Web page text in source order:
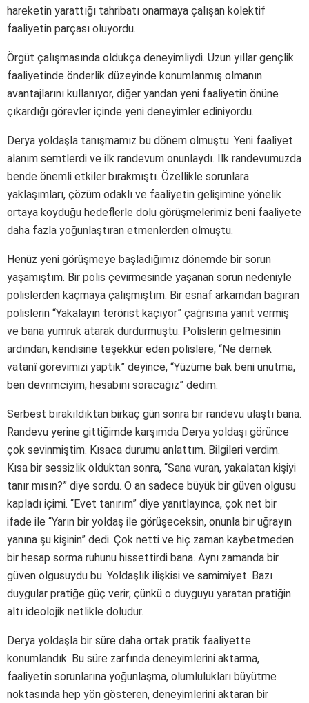
hareketin yarattığı tahribatı onarmaya çalışan kolektif
faaliyetin parçası oluyordu.
Örgüt çalışmasında oldukça deneyimliydi. Uzun yıllar gençlik
faaliyetinde önderlik düzeyinde konumlanmış olmanın
avantajlarını kullanıyor, diğer yandan yeni faaliyetin önüne
çıkardığı görevler içinde yeni deneyimler ediniyordu.
Derya yoldaşla tanışmamız bu dönem olmuştu. Yeni faaliyet
alanım semtlerdi ve ilk randevum onunlaydı. İlk randevumuzda
bende önemli etkiler bırakmıştı. Özellikle sorunlara
yaklaşımları, çözüm odaklı ve faaliyetin gelişimine yönelik
ortaya koyduğu hedeflerle dolu görüşmelerimiz beni faaliyete
daha fazla yoğunlaştıran etmenlerden olmuştu.
Henüz yeni görüşmeye başladığımız dönemde bir sorun
yaşamıştım. Bir polis çevirmesinde yaşanan sorun nedeniyle
polislerden kaçmaya çalışmıştım. Bir esnaf arkamdan bağıran
polislerin “Yakalayın terörist kaçıyor” çağrısına yanıt vermiş
ve bana yumruk atarak durdurmuştu. Polislerin gelmesinin
ardından, kendisine teşekkür eden polislere, “Ne demek
vatanî görevimizi yaptık” deyince, “Yüzüme bak beni unutma,
ben devrimciyim, hesabını soracağız” dedim.
Serbest bırakıldıktan birkaç gün sonra bir randevu ulaştı bana.
Randevu yerine gittiğimde karşımda Derya yoldaşı görünce
çok sevinmiştim. Kısaca durumu anlattım. Bilgileri verdim.
Kısa bir sessizlik olduktan sonra, “Sana vuran, yakalatan kişiyi
tanır mısın?” diye sordu. O an sadece büyük bir güven olgusu
kapladı içimi. “Evet tanırım” diye yanıtlayınca, çok net bir
ifade ile “Yarın bir yoldaş ile görüşeceksin, onunla bir uğrayın
yanına şu kişinin” dedi. Çok netti ve hiç zaman kaybetmeden
bir hesap sorma ruhunu hissettirdi bana. Aynı zamanda bir
güven olgusuydu bu. Yoldaşlık ilişkisi ve samimiyet. Bazı
duygular pratiğe güç verir; çünkü o duyguyu yaratan pratiğin
altı ideolojik netlikle doludur.
Derya yoldaşla bir süre daha ortak pratik faaliyette
konumlandık. Bu süre zarfında deneyimlerini aktarma,
faaliyetin sorunlarına yoğunlaşma, olumlulukları büyütme
noktasında hep yön gösteren, deneyimlerini aktaran bir